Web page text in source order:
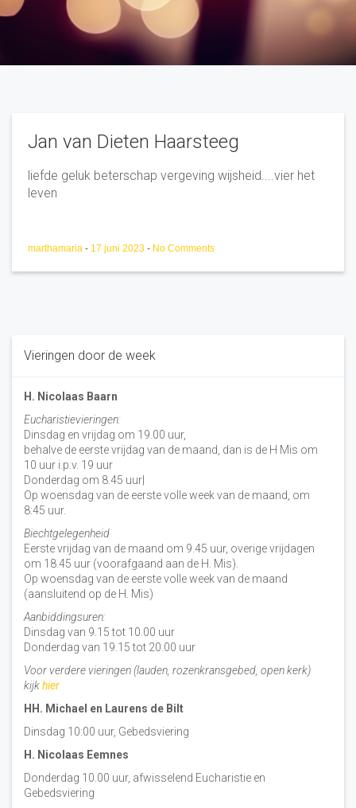
Jan van Dieten Haarsteeg
liefde geluk beterschap vergeving wijsheid....vier het
leven
marthamaria - 17 juni 2023 - No Comments
Vieringen door de week
H. Nicolaas Baarn
Eucharistievieringen:
Dinsdag en vrijdag om 19.00 uur,
behalve de eerste vrijdag van de maand, dan is de H Mis om
10 uur i.p.v. 19 uur
Donderdag om 8.45 uur|
Op woensdag van de eerste volle week van de maand, om
8:45 uur.
Biechtgelegenheid
Eerste vrijdag van de maand om 9.45 uur, overige vrijdagen
om 18.45 uur (voorafgaand aan de H. Mis).
Op woensdag van de eerste volle week van de maand
(aansluitend op de H. Mis)
Aanbiddingsuren:
Dinsdag van 9.15 tot 10.00 uur
Donderdag van 19.15 tot 20.00 uur
Voor verdere vieringen (lauden, rozenkransgebed, open kerk)
kijkhier
HH. Michael en Laurens de Bilt
Dinsdag 10:00 uur, Gebedsviering
H. Nicolaas Eemnes
Donderdag 10.00 uur, afwisselend Eucharistie en
Gebedsviering